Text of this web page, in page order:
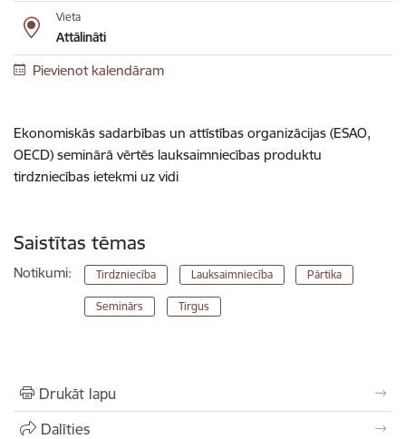
Vieta
Attālināti
Pievienot kalendāram
Ekonomiskās sadarbības un attīstības organizācijas (ESAO,
OECD) seminārā vērtēs lauksaimniecības produktu
tirdzniecības ietekmi uz vidi
Saistītas tēmas
Notikumi: Tirdzniecība Lauksaimniecība Pārtika
Seminārs Tirgus
Drukāt lapu
Dalīties